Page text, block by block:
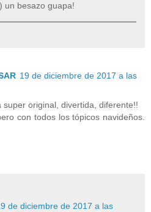
un besazo guapa!
19 de diciembre de 2017 a las
super original, divertida, diferente!!
con todos los tópicos navideños.
de diciembre de 2017 a las